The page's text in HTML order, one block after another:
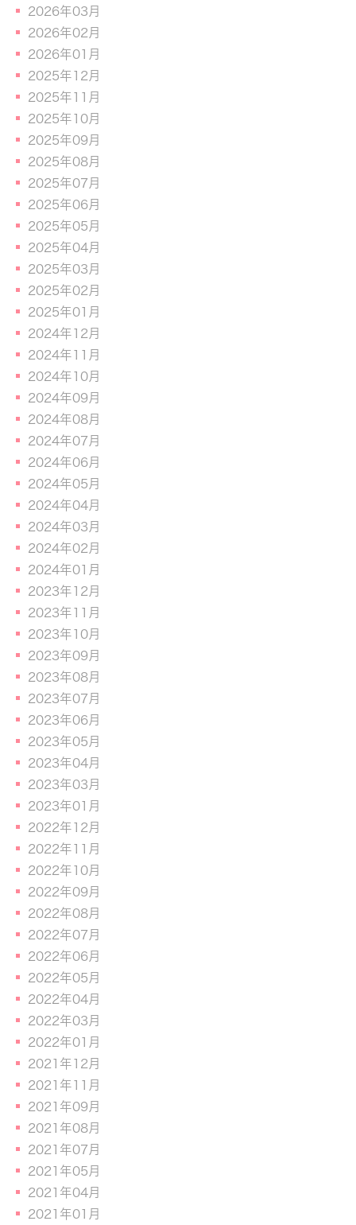
2026年03月
2026年02月
2026年01月
2025年12月
2025年11月
2025年10月
2025年09月
2025年08月
2025年07月
2025年06月
2025年05月
2025年04月
2025年03月
2025年02月
2025年01月
2024年12月
2024年11月
2024年10月
2024年09月
2024年08月
2024年07月
2024年06月
2024年05月
2024年04月
2024年03月
2024年02月
2024年01月
2023年12月
2023年11月
2023年10月
2023年09月
2023年08月
2023年07月
2023年06月
2023年05月
2023年04月
2023年03月
2023年01月
2022年12月
2022年11月
2022年10月
2022年09月
2022年08月
2022年07月
2022年06月
2022年05月
2022年04月
2022年03月
2022年01月
2021年12月
2021年11月
2021年09月
2021年08月
2021年07月
2021年05月
2021年04月
2021年01月